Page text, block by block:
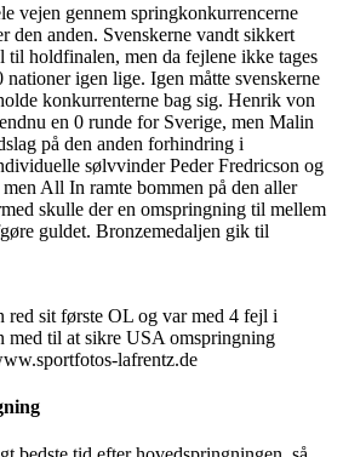
vejen gennem springkonkurrencerne
den anden. Svenskerne vandt sikkert
holdfinalen, men da fejlene ikke tages
igen lige. Igen måtte svenskerne
konkurrenterne bag sig. Henrik von
en 0 runde for Sverige, men Malin
på den anden forhindring i
sølvvinder Peder Fredricson og
All In ramte bommen på den aller
skulle der en omspringning til mellem
guldet. Bronzemedaljen gik til
red sit første OL og var med 4 fejl i
med til at sikre USA omspringning
lafrentz.de